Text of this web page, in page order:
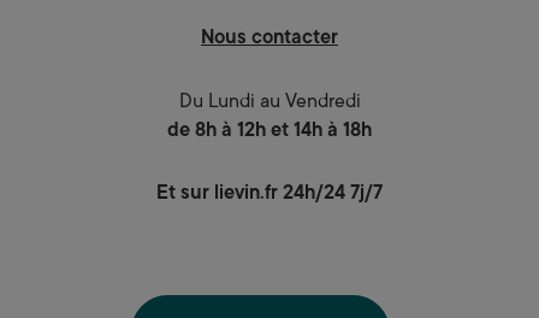
Nous contacter
Du Lundi au Vendredi
de 8h à 12h et 14h à 18h
Et sur lievin.fr 24h/24 7j/7